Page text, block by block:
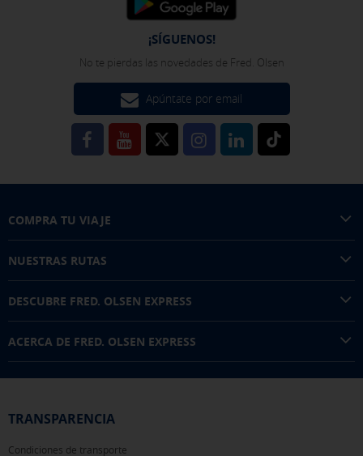
¡SÍGUENOS!
No te pierdas las novedades de Fred. Olsen
Apúntate por email
COMPRA TU VIAJE
NUESTRAS RUTAS
DESCUBRE FRED. OLSEN EXPRESS
ACERCA DE FRED. OLSEN EXPRESS
TRANSPARENCIA
Condiciones de transporte